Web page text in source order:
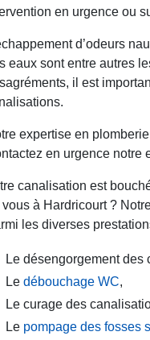
en urgence ou
d’odeurs
eaux sont entre autres
il est
expertise en
en urgence notre
canalisation est
vous à Hardricourt ?
les diverses
Le désengorgement des
Le débouchage WC,
Le curage des
Le pompage des fosses